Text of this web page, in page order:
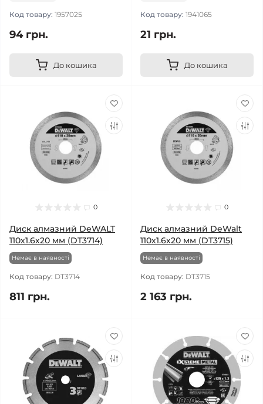
Код товару: 1957025
94 грн.
До кошика
Код товару: 1941065
21 грн.
До кошика
0
Диск алмазний DeWALT
110х1.6х20 мм (DT3714)
Немає в наявності
Код товару: DT3714
811 грн.
0
Диск алмазний DeWalt
110х1.6х20 мм (DT3715)
Немає в наявності
Код товару: DT3715
2 163 грн.